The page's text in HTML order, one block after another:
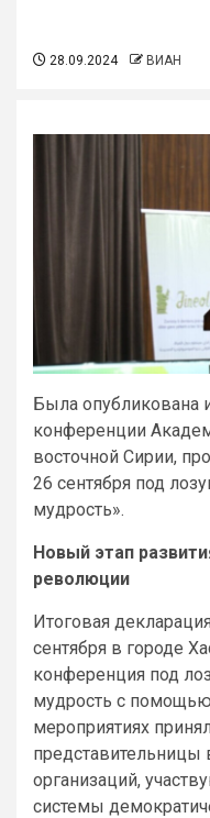
28.09.2024 ВИАН
Была опубликована
конференции
восточной Сирии,
26 сентября под
мудрость».
Новый этап
революции
Итоговая
сентября в городе
конференция под
мудрость с
мероприятиях
представительницы
организаций,
системы